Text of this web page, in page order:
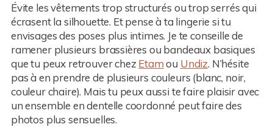
Évite les vêtements trop structurés ou trop serrés qui
écrasent la silhouette. Et pense à ta lingerie si tu
envisages des poses plus intimes. Je te conseille de
ramener plusieurs brassières ou bandeaux basiques
que tu peux retrouver chez Etamou Undiz. N’hésite
pas à en prendre de plusieurs couleurs (blanc, noir,
couleur chaire). Mais tu peux aussi te faire plaisir avec
un ensemble en dentelle coordonné peut faire des
photos plus sensuelles.